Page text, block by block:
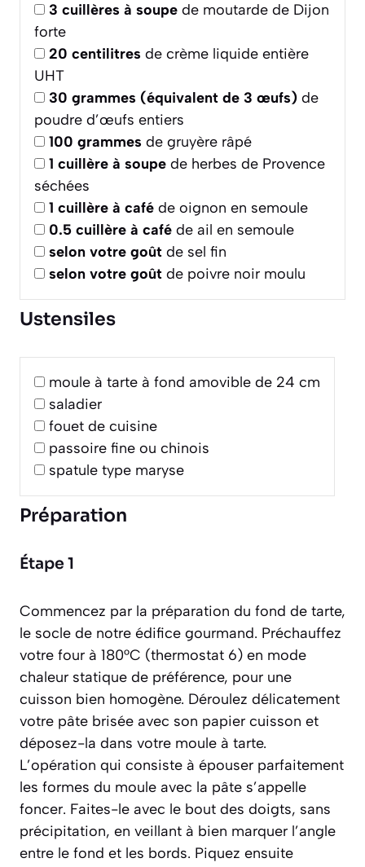
3 cuillères à soupe de moutarde de Dijon
forte
20 centilitres de crème liquide entière
UHT
30 grammes (équivalent de 3 œufs) de
poudre d’œufs entiers
100 grammes de gruyère râpé
1 cuillère à soupe de herbes de Provence
séchées
1 cuillère à café de oignon en semoule
0.5 cuillère à café de ail en semoule
selon votre goût de sel fin
selon votre goût de poivre noir moulu
Ustensiles
moule à tarte à fond amovible de 24 cm
saladier
fouet de cuisine
passoire fine ou chinois
spatule type maryse
Préparation
Étape 1
Commencez par la préparation du fond de tarte,
le socle de notre édifice gourmand. Préchauffez
votre four à 180°C (thermostat 6) en mode
chaleur statique de préférence, pour une
cuisson bien homogène. Déroulez délicatement
votre pâte brisée avec son papier cuisson et
déposez-la dans votre moule à tarte.
L’opération qui consiste à épouser parfaitement
les formes du moule avec la pâte s’appelle
foncer. Faites-le avec le bout des doigts, sans
précipitation, en veillant à bien marquer l’angle
entre le fond et les bords. Piquez ensuite